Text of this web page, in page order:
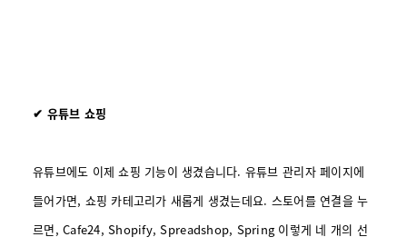
✔ 유튜브 쇼핑
유튜브에도 이제 쇼핑 기능이 생겼습니다. 유튜브 관리자 페이지에
들어가면, 쇼핑 카테고리가 새롭게 생겼는데요. 스토어를 연결을 누
르면, Cafe24, Shopify, Spreadshop, Spring 이렇게 네 개의 선